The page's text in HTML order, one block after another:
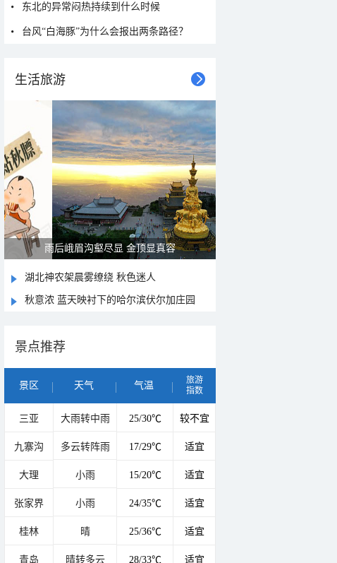
东北的异常闷热持续到什么时候
台风“白海豚”为什么会报出两条路径？
生活旅游
雨后峨眉沟壑尽显 金顶显真容
湖北神农架晨雾缭绕 秋色迷人
秋意浓 蓝天映衬下的哈尔滨伏尔加庄园
景点推荐
景区 天气 气温
旅游
指数
三亚 大雨转中雨 25/30℃ 较不宜
九寨沟 多云转阵雨 17/29℃ 适宜
大理 小雨 15/20℃ 适宜
张家界 小雨 24/35℃ 适宜
桂林 晴 25/36℃ 适宜
青岛 晴转多云 28/33℃ 适宜